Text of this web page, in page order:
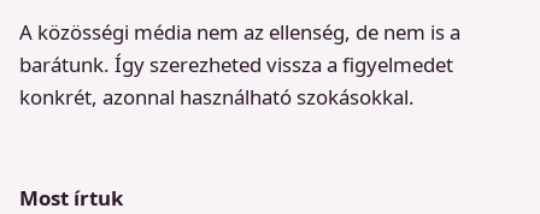
A közösségi média nem az ellenség, de nem is a
barátunk. Így szerezheted vissza a figyelmedet
konkrét, azonnal használható szokásokkal.
Most írtuk